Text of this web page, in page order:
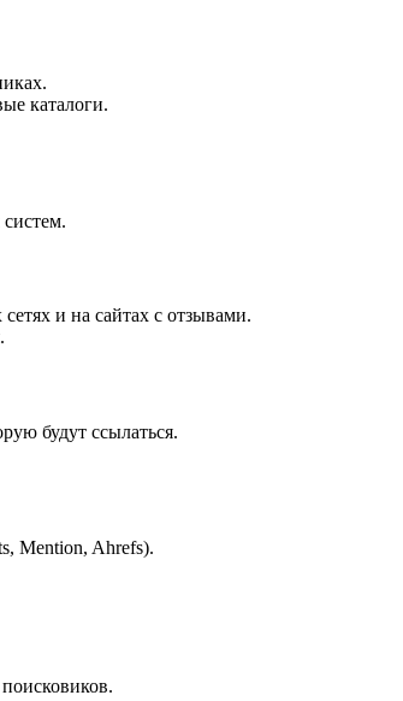
каталоги.
и на сайтах с отзывами.
будут ссылаться.
Mention, Ahrefs).